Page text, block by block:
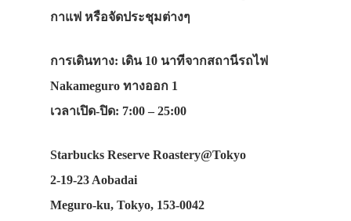
กาแฟ หรือจัดประชุมต่างๆ
การเดินทาง: เดิน 10 นาทีจากสถานีรถไฟ
Nakameguro ทางออก 1
เวลาเปิด-ปิด: 7:00 – 25:00
Starbucks Reserve Roastery@Tokyo
2-19-23 Aobadai
Meguro-ku, Tokyo, 153-0042